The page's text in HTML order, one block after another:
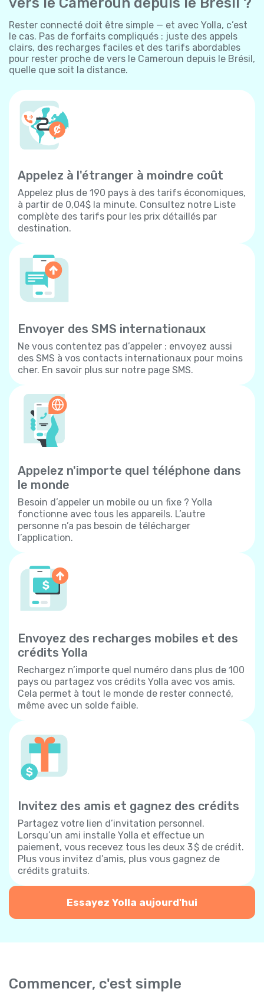
Rester connecté doit être simple — et avec Yolla, c’est
le cas. Pas de forfaits compliqués : juste des appels
clairs, des recharges faciles et des tarifs abordables
pour rester proche de vers le Cameroun depuis le Brésil,
quelle que soit la distance.
Appelez à l'étranger à moindre coût
Appelez plus de 190 pays à des tarifs économiques,
à partir de 0,04$ la minute. Consultez notre Liste
complète des tarifs pour les prix détaillés par
destination.
Envoyer des SMS internationaux
Ne vous contentez pas d’appeler : envoyez aussi
des SMS à vos contacts internationaux pour moins
cher. En savoir plus sur notre page SMS.
Appelez n'importe quel téléphone dans
le monde
Besoin d’appeler un mobile ou un fixe ? Yolla
fonctionne avec tous les appareils. L’autre
personne n’a pas besoin de télécharger
l’application.
Envoyez des recharges mobiles et des
crédits Yolla
Rechargez n’importe quel numéro dans plus de 100
pays ou partagez vos crédits Yolla avec vos amis.
Cela permet à tout le monde de rester connecté,
même avec un solde faible.
Invitez des amis et gagnez des crédits
Partagez votre lien d’invitation personnel.
Lorsqu’un ami installe Yolla et effectue un
paiement, vous recevez tous les deux 3 $ de crédit.
Plus vous invitez d’amis, plus vous gagnez de
crédits gratuits.
Essayez Yolla aujourd'hui
Commencer, c'est simple